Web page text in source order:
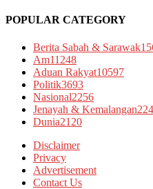
POPULAR CATEGORY
Berita Sabah & Sarawak
Am11248
Aduan Rakyat10597
Politik3693
Nasional2256
Jenayah & Kemalangan
Dunia2120
Disclaimer
Privacy
Advertisement
Contact Us